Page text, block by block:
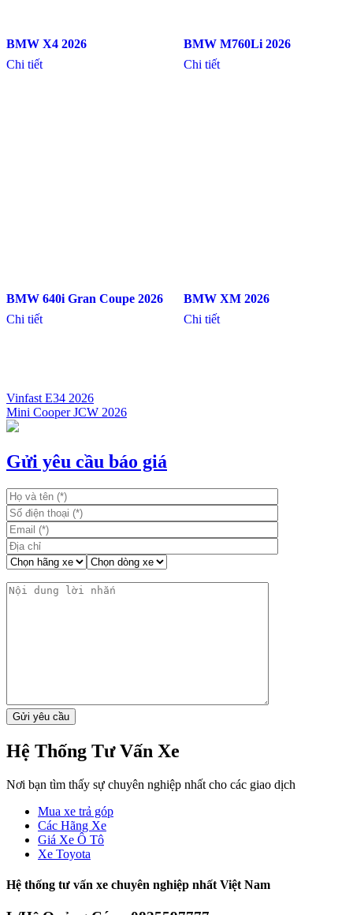
BMW X4 2026
Chi tiết
BMW M760Li 2026
Chi tiết
BMW 640i Gran Coupe 2026
Chi tiết
BMW XM 2026
Chi tiết
Điều
hướng
bài
Vinfast E34 2026
Mini Cooper JCW 2026
Gửi yêu cầu báo giá
Hệ Thống Tư Vấn Xe
Nơi bạn tìm thấy sự chuyên nghiệp nhất cho các giao dịch
Mua xe trả góp
Các Hãng Xe
Giá Xe Ô Tô
Xe Toyota
Hệ thống tư vấn xe chuyên nghiệp nhất Việt Nam